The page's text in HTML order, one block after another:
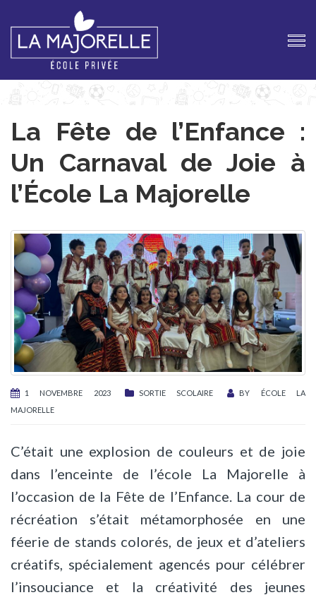
La Fête de l’Enfance :
Un Carnaval de Joie à
l’École La Majorelle
1 NOVEMBRE 2023 SORTIE SCOLAIRE BY
ÉCOLE LA
MAJORELLE
C’était une explosion de couleurs et de joie
dans l’enceinte de l’école La Majorelle à
l’occasion de la Fête de l’Enfance. La cour de
récréation s’était métamorphosée en une
féerie de stands colorés, de jeux et d’ateliers
créatifs, spécialement agencés pour célébrer
l’insouciance et la créativité des jeunes